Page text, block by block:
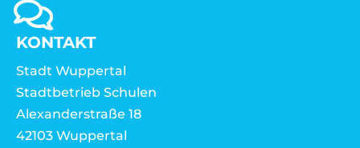
KONTAKT
Stadt Wuppertal
Stadtbetrieb Schulen
Alexanderstraße 18
42103 Wuppertal